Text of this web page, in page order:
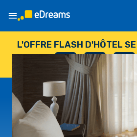
L'OFFRE FLASH D'HÔTEL
--
JOURS
: --
HEURES
: